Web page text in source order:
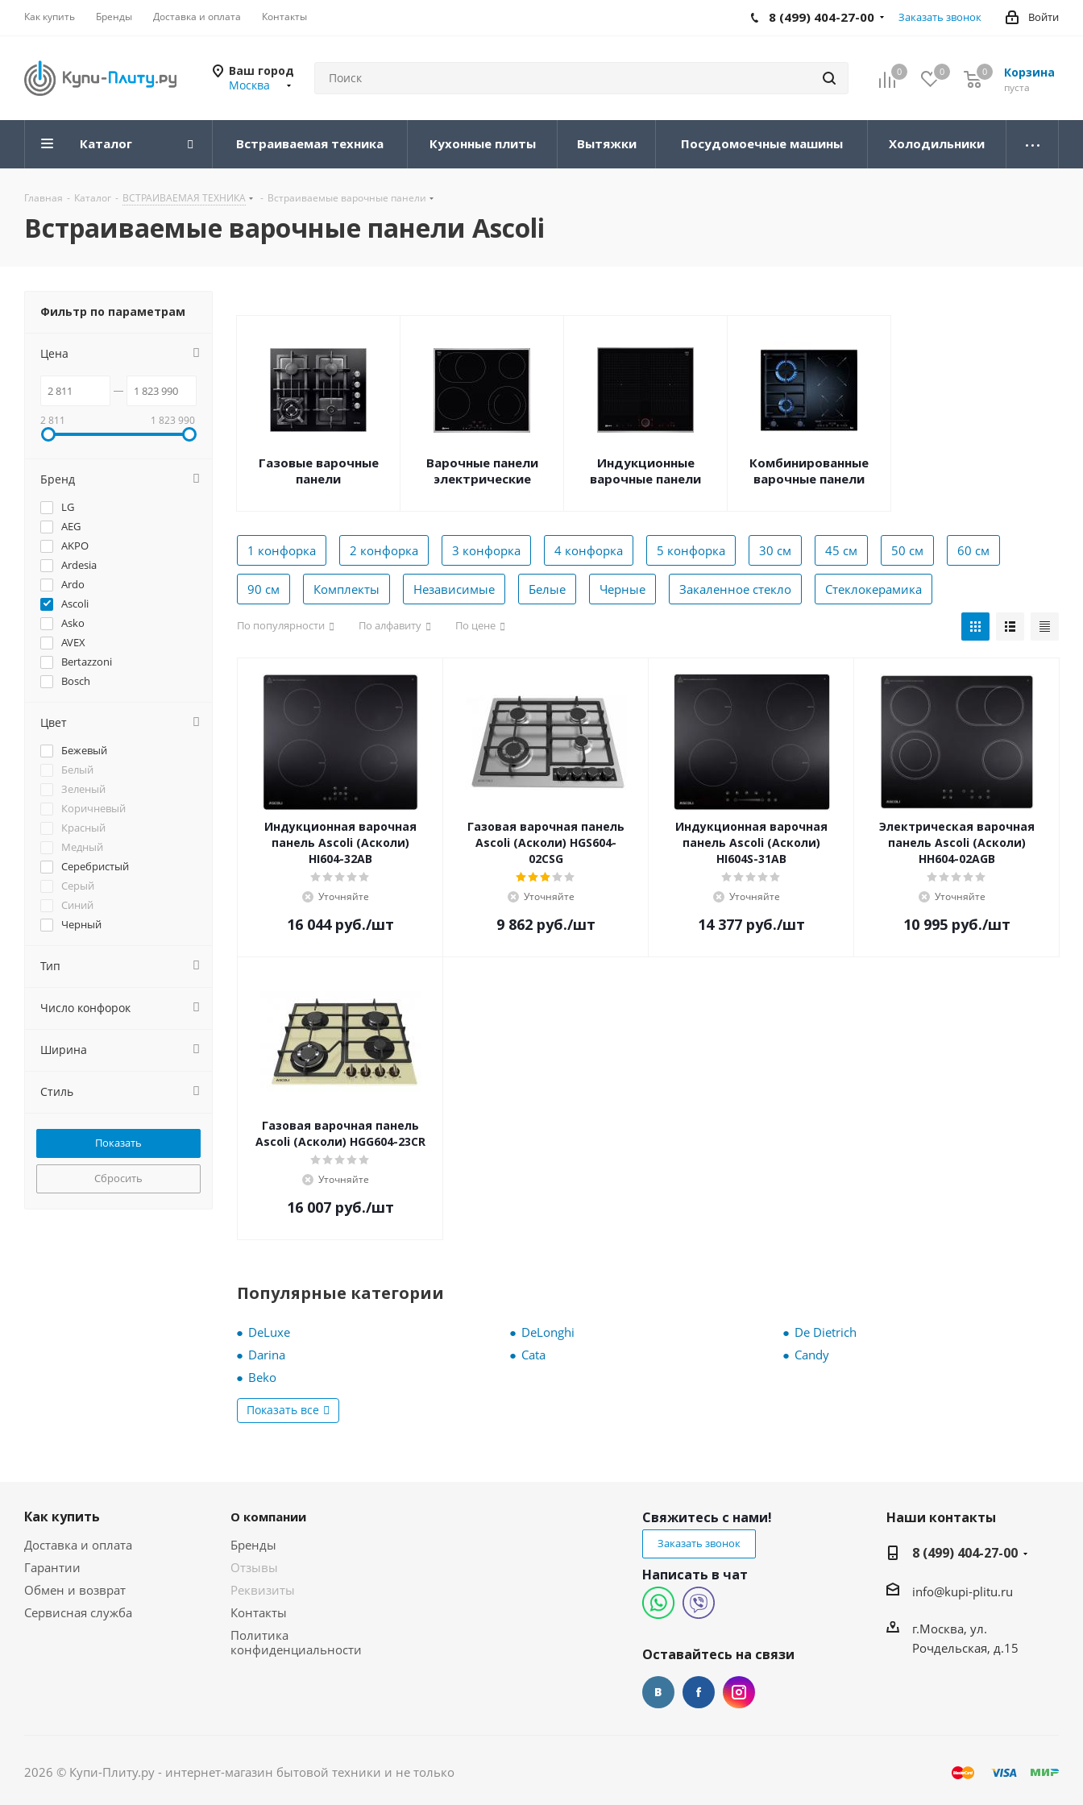
Как купить Бренды Доставка и оплата Контакты Войти
8 (499) 404-27-00 Заказать звонок
Ваш город
Москва
0 0 Корзина
0
пуста
0
Каталог Встраиваемая техника Кухонные плиты Вытяжки Посудомоечные машины Холодильники
Главная - Каталог - ВСТРАИВАЕМАЯ ТЕХНИКА - Встраиваемые варочные панели
Встраиваемые варочные панели Ascoli
Газовые варочные
панели
Варочные панели
электрические
Индукционные
варочные панели
Комбинированные
варочные панели
1 конфорка 2 конфорка 3 конфорка 4 конфорка 5 конфорка 30 см 45 см 50 см 60 см
90 см Комплекты Независимые Белые Черные Закаленное стекло Стеклокерамика
По популярности По алфавиту По цене
Индукционная варочная
панель Ascoli (Асколи)
HI604-32AB
Уточняйте
16 044руб./шт
Газовая варочная панель
Ascoli (Асколи) HGS604-
02CSG
Уточняйте
9 862 руб./шт
Индукционная варочная
панель Ascoli (Асколи)
HI604S-31AB
Уточняйте
14 377 руб./шт
Электрическая варочная
панель Ascoli (Асколи)
HH604-02AGB
Уточняйте
10 995 руб./шт
Газовая варочная панель
Ascoli (Асколи) HGG604-23CR
Уточняйте
16 007 руб./шт
Популярные категории
DeLuxe DeLonghi
De Dietrich
Darina
Cata
Candy
Beko
Показать все
Фильтр по параметрам
Цена
2 811 1 823 990
Бренд
LG
AEG
AKPO
Ardesia
Ardo
Ascoli
Asko
AVEX
Bertazzoni
Bosch
Candy
Darina
De Dietrich
DeLonghi
DeLuxe
Delvento
Electrolux
Electronicsdeluxe
Elica
Evelux
EXITEQ
Fornelli
Franke
GEFEST
Gorenje
GRAUDE
Haier
HEBERMANN
LuxDorf
MBS
Meferi
Midea
Miele
RICCI
Цвет
Бежевый
Белый
Зеленый
Коричневый
Красный
Медный
Серебристый
Серый
Синий
Черный
Тип
Число конфорок
Ширина
Стиль
Сбросить
Как купить
Доставка и оплата
Гарантии
Обмен и возврат
Сервисная служба
О компании
Бренды
Отзывы
Реквизиты
Контакты
Политика
конфиденциальности
Свяжитесь с нами!
Заказать звонок
Написать в чат
Оставайтесь на связи
Наши контакты
8 (499) 404-27-00
info@kupi-plitu.ru
г.Москва, ул.
Рочдельская, д.15
2026 © Купи-Плиту.ру - интернет-магазин бытовой техники и не только